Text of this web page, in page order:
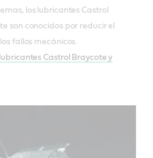
los lubricantes Castrol
son conocidos por reducir el
fallos mecánicos.
Castrol Braycote y